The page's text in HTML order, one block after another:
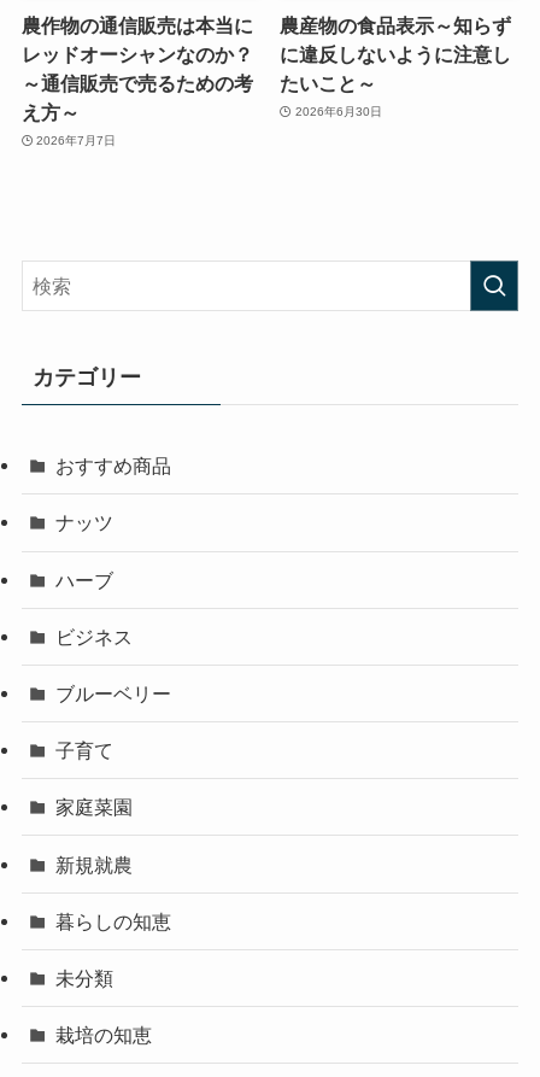
農作物の通信販売は本当に
レッドオーシャンなのか？
～通信販売で売るための考
え方～
2026年7月7日
農産物の食品表示～知らず
に違反しないように注意し
たいこと～
2026年6月30日
カテゴリー
おすすめ商品
ナッツ
ハーブ
ビジネス
ブルーベリー
子育て
家庭菜園
新規就農
暮らしの知恵
未分類
栽培の知恵